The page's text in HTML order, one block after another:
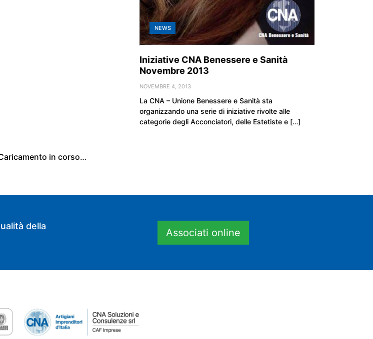
NEWS
Iniziative CNA Benessere e Sanità
Novembre 2013
NOVEMBRE 4, 2013
La CNA – Unione Benessere e Sanità sta
organizzando una serie di iniziative rivolte alle
categorie degli Acconciatori, delle Estetiste e […]
in corso…
della
Associati online